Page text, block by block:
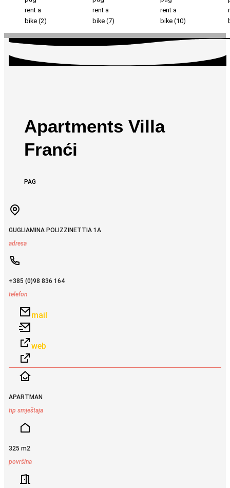
Apartments Villa
Franći
PAG
GUGLIAMINA POLIZZINETTIA 1A
adresa
+385 (0)98 836 164
telefon
mail
web
APARTMAN
tip smještaja
325 m2
površina